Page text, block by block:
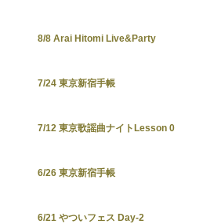
8/8 Arai Hitomi Live&Party
7/24 東京新宿手帳
7/12 東京歌謡曲ナイトLesson 0
6/26 東京新宿手帳
6/21 やついフェス Day-2